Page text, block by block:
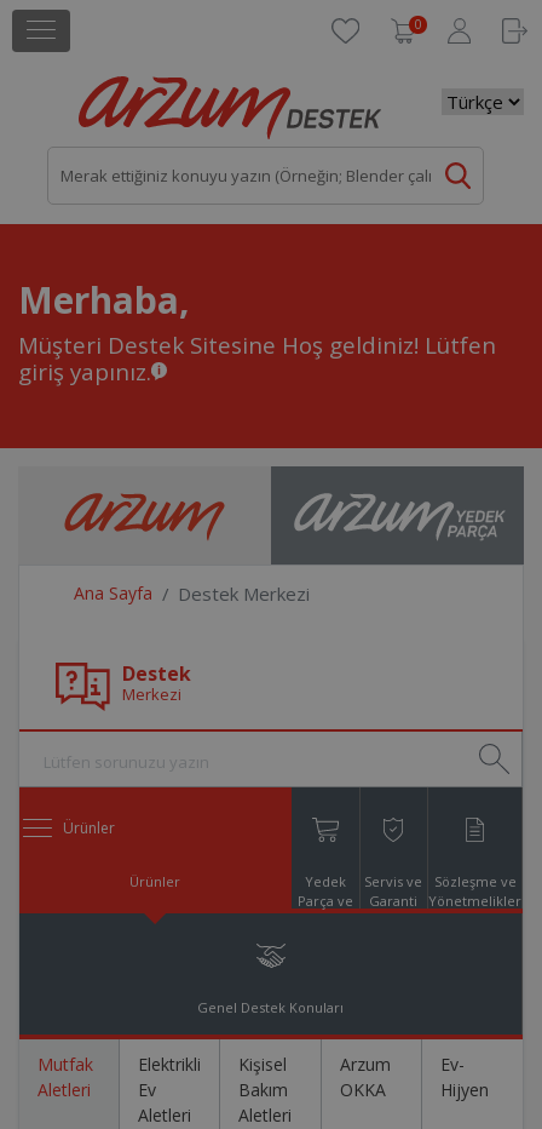
0
Merhaba,
Müşteri Destek Sitesine Hoş geldiniz! Lütfen
giriş yapınız.
Ana Sayfa Destek Merkezi
Destek
Merkezi
Ürünler
Ürünler
Yedek
Parça ve
Servis ve
Garanti
Sözleşme ve
Yönetmelikler
Genel Destek Konuları
Mutfak
Aletleri
Elektrikli
Ev
Aletleri
Kişisel
Bakım
Aletleri
Arzum
OKKA
Ev-
Hijyen